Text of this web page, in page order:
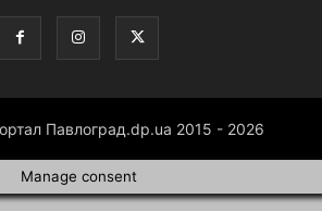
Павлоград.dp.ua 2015 - 2026
Manage consent